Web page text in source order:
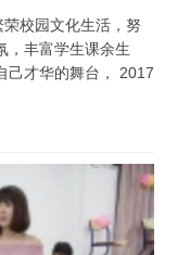
荣校园文化生活，努
，丰富学生课余生
己才华的舞台， 2017